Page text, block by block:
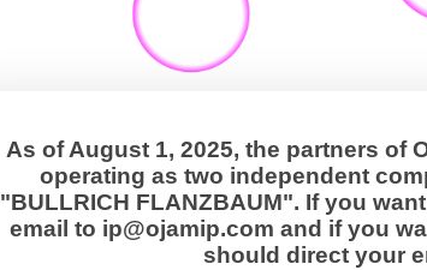
As of August 1, 2025, the partners of
operating as two independent
"BULLRICH FLANZBAUM". If you
email to ip@ojamip.com and if you
should direct your